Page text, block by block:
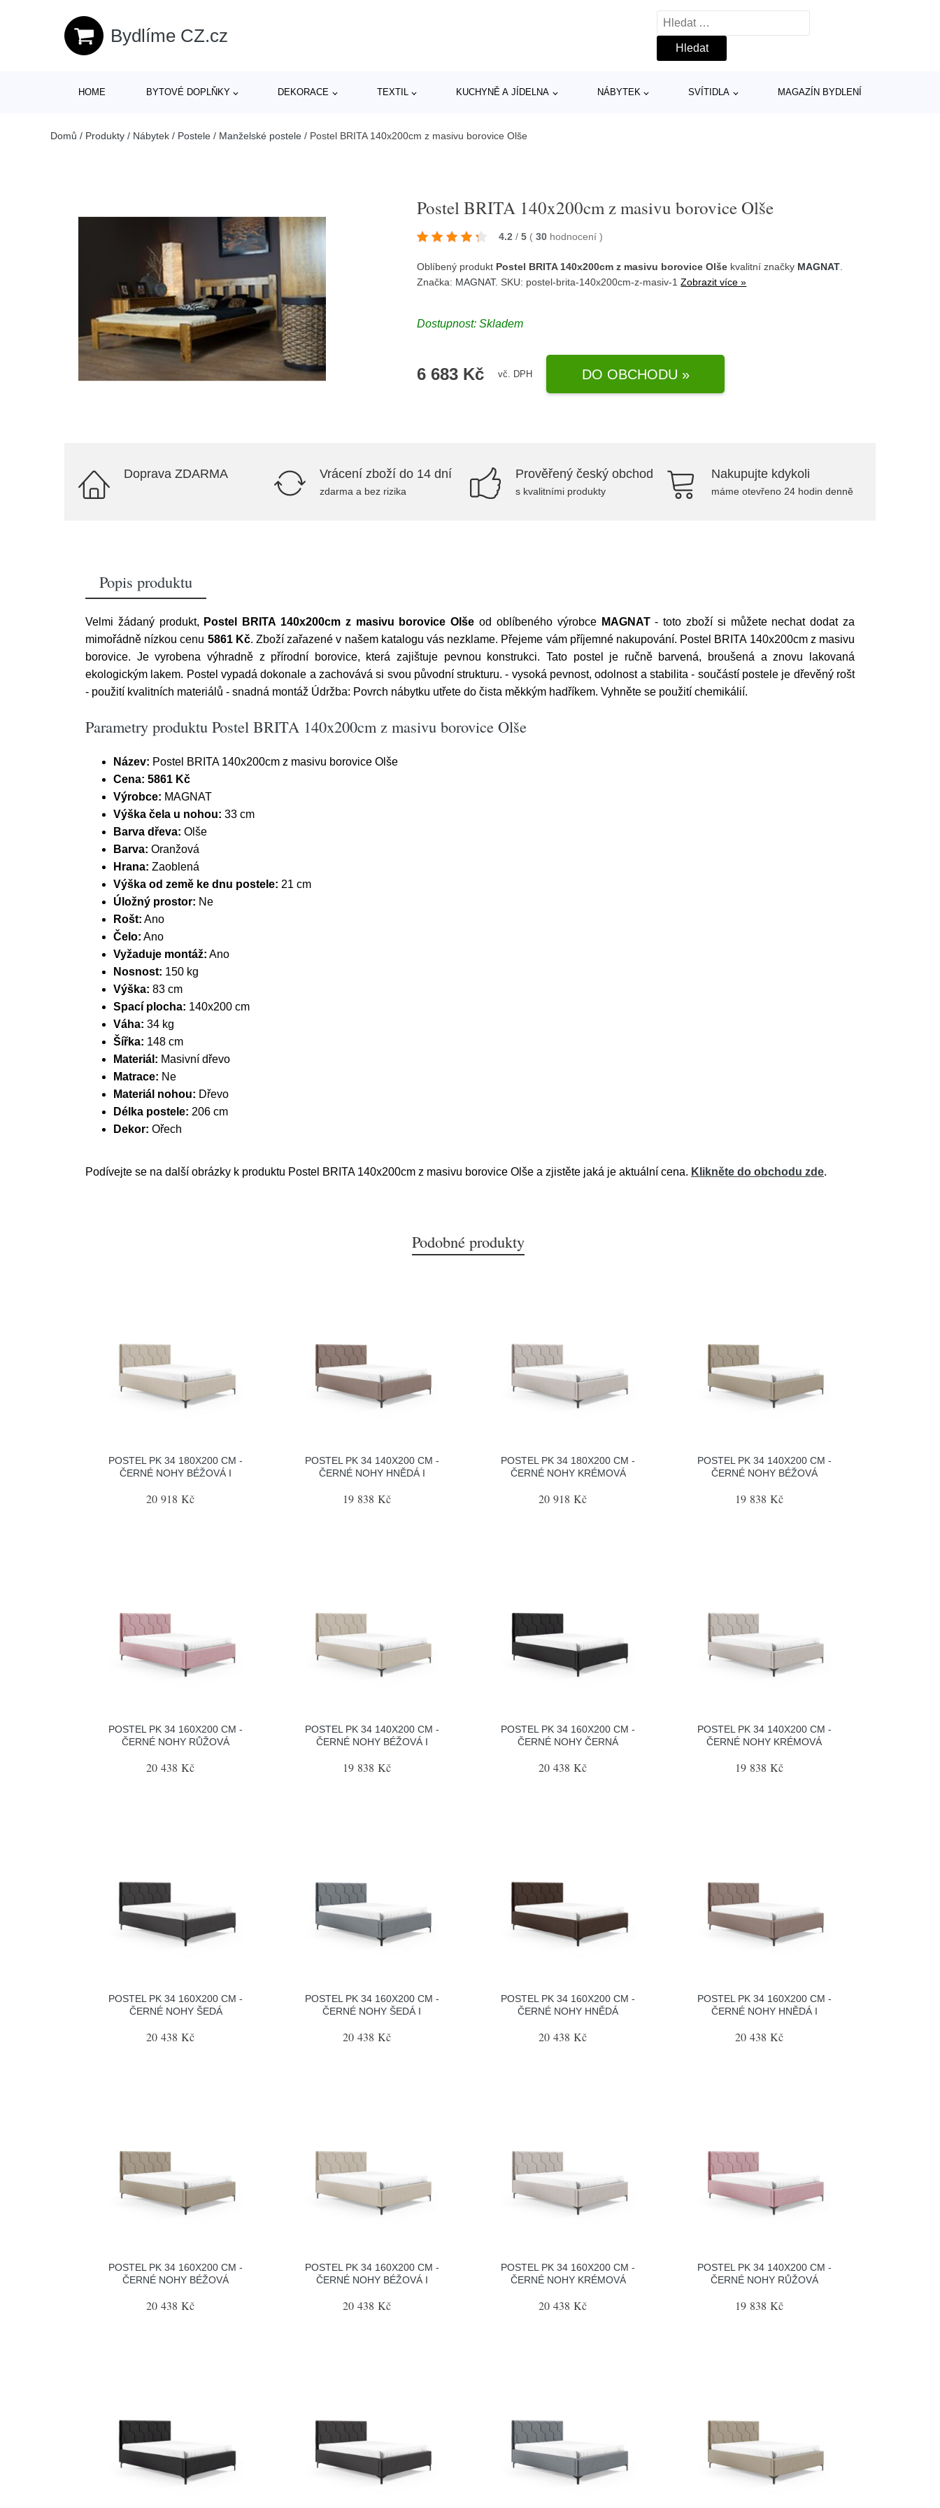
Bydlíme CZ.cz
Vyhledávání
HOME BYTOVÉ DOPLŇKY DEKORACE TEXTIL KUCHYNĚ A JÍDELNA NÁBYTEK SVÍTIDLA MAGAZÍN BYDLENÍ
Domů / Produkty / Nábytek / Postele / Manželské postele / Postel BRITA 140x200cm z masivu borovice Olše
Postel BRITA 140x200cm z masivu borovice Olše
4.2 / 5 ( 30 hodnocení)
Oblíbený produkt Postel BRITA 140x200cm z masivu borovice Olše kvalitní značky MAGNAT
Značka: MAGNAT. SKU: postel-brita-140x200cm-z-masiv-1Zobrazit více »
Dostupnost:Skladem
6 683 Kč vč. DPH DO OBCHODU »
Doprava ZDARMA Vrácení zboží do 14 dní
zdarma a bez rizika
Prověřený český obchod
s kvalitními produkty
Nakupujte kdykoli
máme otevřeno 24 hodin denně
Popis produktu
Velmi žádaný produkt, Postel BRITA 140x200cm z masivu borovice Olše od oblíbeného výrobce MAGNAT- toto zboží si můžete nechat dodat za
mimořádně nízkou cenu 5861 Kč. Zboží zařazené v našem katalogu vás nezklame. Přejeme vám příjemné nakupování. Postel BRITA 140x200cm z masivu
borovice. Je vyrobena výhradně z přírodní borovice, která zajištuje pevnou konstrukci. Tato postel je ručně barvená, broušená a znovu lakovaná
ekologickým lakem. Postel vypadá dokonale a zachovává si svou původní strukturu. - vysoká pevnost, odolnost a stabilita - součástí postele je dřevěný rošt
- použití kvalitních materiálů - snadná montáž Údržba: Povrch nábytku utřete do čista měkkým hadříkem. Vyhněte se použití chemikálií.
Parametry produktu Postel BRITA 140x200cm z masivu borovice Olše
Název: Postel BRITA 140x200cm z masivu borovice Olše
Cena: 5861 Kč
Výrobce: MAGNAT
Výška čela u nohou: 33 cm
Barva dřeva: Olše
Barva: Oranžová
Hrana: Zaoblená
Výška od země ke dnu postele: 21 cm
Úložný prostor: Ne
Rošt: Ano
Čelo: Ano
Vyžaduje montáž: Ano
Nosnost: 150 kg
Výška: 83 cm
Spací plocha: 140x200 cm
Váha: 34 kg
Šířka: 148 cm
Materiál: Masivní dřevo
Matrace: Ne
Materiál nohou: Dřevo
Délka postele: 206 cm
Dekor: Ořech
Podívejte se na další obrázky k produktu Postel BRITA 140x200cm z masivu borovice Olše a zjistěte jaká je aktuální cena. Klikněte do obchodu zde.
Podobné produkty
POSTEL PK 34 180X200 CM -
ČERNÉ NOHY BÉŽOVÁ I
20 918 Kč
POSTEL PK 34 140X200 CM -
ČERNÉ NOHY HNĚDÁ I
19 838 Kč
POSTEL PK 34 180X200 CM -
ČERNÉ NOHY KRÉMOVÁ
20 918 Kč
POSTEL PK 34 140X200 CM -
ČERNÉ NOHY BÉŽOVÁ
19 838 Kč
POSTEL PK 34 160X200 CM -
ČERNÉ NOHY RŮŽOVÁ
20 438 Kč
POSTEL PK 34 140X200 CM -
ČERNÉ NOHY BÉŽOVÁ I
19 838 Kč
POSTEL PK 34 160X200 CM -
ČERNÉ NOHY ČERNÁ
20 438 Kč
POSTEL PK 34 140X200 CM -
ČERNÉ NOHY KRÉMOVÁ
19 838 Kč
POSTEL PK 34 160X200 CM -
ČERNÉ NOHY ŠEDÁ
20 438 Kč
POSTEL PK 34 160X200 CM -
ČERNÉ NOHY ŠEDÁ I
20 438 Kč
POSTEL PK 34 160X200 CM -
ČERNÉ NOHY HNĚDÁ
20 438 Kč
POSTEL PK 34 160X200 CM -
ČERNÉ NOHY HNĚDÁ I
20 438 Kč
POSTEL PK 34 160X200 CM -
ČERNÉ NOHY BÉŽOVÁ
20 438 Kč
POSTEL PK 34 160X200 CM -
ČERNÉ NOHY BÉŽOVÁ I
20 438 Kč
POSTEL PK 34 160X200 CM -
ČERNÉ NOHY KRÉMOVÁ
20 438 Kč
POSTEL PK 34 140X200 CM -
ČERNÉ NOHY RŮŽOVÁ
19 838 Kč